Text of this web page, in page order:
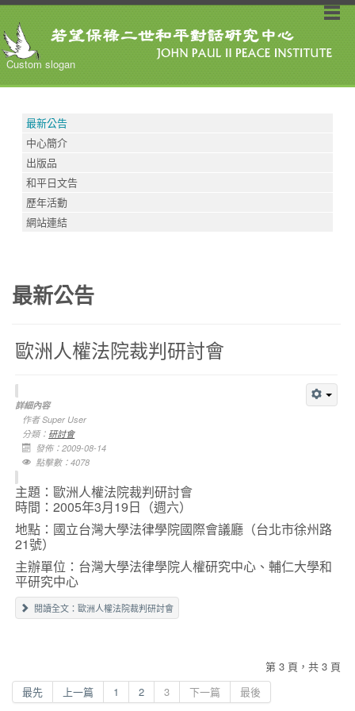
Custom slogan
最新公告
中心簡介
出版品
和平日文告
歷年活動
網站連結
最新公告
歐洲人權法院裁判研討會
詳細內容
作者Super User
分類： 研討會
發佈：2009-08-14
點擊數：4078
主題：歐洲人權法院裁判研討會
時間：2005年3月19日 （週六）
地點： 國立台灣大學法律學院國際會議廳（台北市徐州路
21號）
主辦單位：台灣大學法律學院人權研究中心、輔仁大學和
平研究中心
閱讀全文：歐洲人權法院裁判研討會
第 3 頁，共 3 頁
最先
上一篇 1 2 3 下一篇 最後